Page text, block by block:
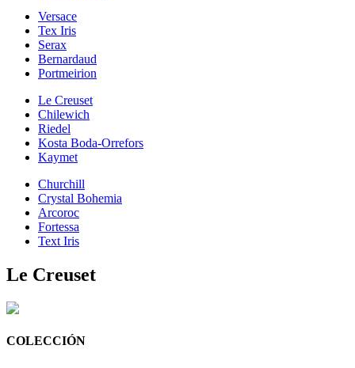
Versace
Tex Iris
Serax
Bernardaud
Portmeirion
Le Creuset
Chilewich
Riedel
Kosta Boda-Orrefors
Kaymet
Churchill
Crystal Bohemia
Arcoroc
Fortessa
Text Iris
Le Creuset
COLECCIÓN